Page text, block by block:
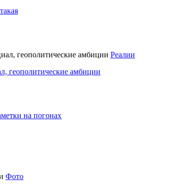
Реалии
геополитические амбиции
на погонах
Фото